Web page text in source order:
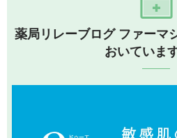
薬局リレーブログ ファーマ
おいていま